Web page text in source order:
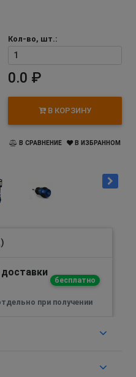
Кол-во, шт.:
0.0 ₽
В КОРЗИНУ
В СРАВНЕНИЕ В ИЗБРАННОМ
бесплатно
при получении